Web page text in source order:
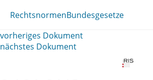
RechtsnormenBundesgesetze
vorheriges Dokument
nächstes Dokument